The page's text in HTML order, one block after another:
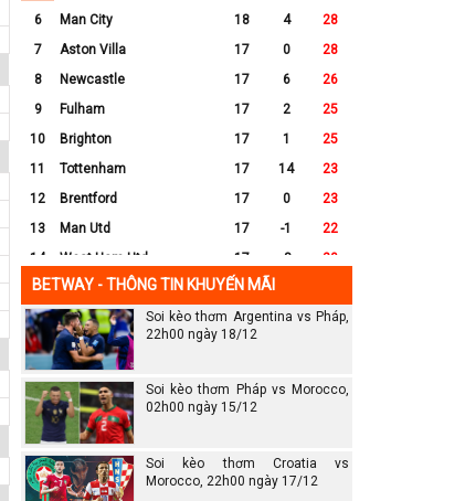
6
Man City 18 4
28
7
Aston Villa 17 0
28
8
Newcastle 17 6
26
9
Fulham 17 2
25
10
Brighton 17 1
25
11
Tottenham 17 14
23
12
Brentford 17 0
23
13
Man Utd 17 -1
22
14
West Ham Utd 17 -8
20
15
Everton 17
16
Crystal Palace 17 -8
16
17
Leicester City
18
Ipswich
19
Wolves 17
20
Southampton
BETWAY - THÔNG TIN KHUYẾN MÃI
Soi kèo thơm Argentina vs Pháp,
22h00 ngày 18/12
Soi kèo thơm Pháp vs Morocco,
02h00 ngày 15/12
Soi kèo thơm Croatia vs
Morocco, 22h00 ngày 17/12